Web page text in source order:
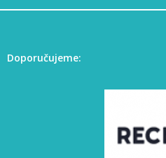
Doporučujeme: